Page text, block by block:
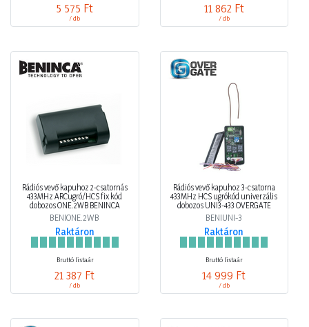
5 575 Ft
/ db
11 862 Ft
/ db
Rádiós vevő kapuhoz 2-csatornás
433MHz ARCugró/HCS fix kód
dobozos ONE.2WB BENINCA
BENIONE.2WB
Raktáron
Bruttó listaár
21 387 Ft
/ db
Rádiós vevő kapuhoz 3-csatorna
433MHz HCS ugrókód univerzális
dobozos UNI3-433 OVERGATE
BENIUNI-3
Raktáron
Bruttó listaár
14 999 Ft
/ db